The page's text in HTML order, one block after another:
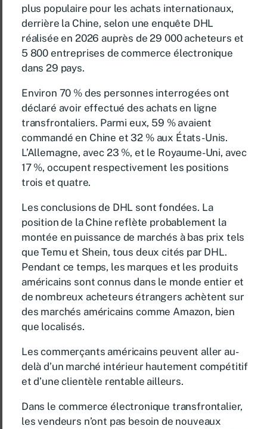
plus populaire pour les achats internationaux,
derrière la Chine, selon une enquête DHL
réalisée en 2026 auprès de 29 000 acheteurs et
5 800 entreprises de commerce électronique
dans 29 pays.
Environ 70 % des personnes interrogées ont
déclaré avoir effectué des achats en ligne
transfrontaliers. Parmi eux, 59 % avaient
commandé en Chine et 32 ​​% aux États-Unis.
L’Allemagne, avec 23 %, et le Royaume-Uni, avec
17 %, occupent respectivement les positions
trois et quatre.
Les conclusions de DHL sont fondées. La
position de la Chine reflète probablement la
montée en puissance de marchés à bas prix tels
que Temu et Shein, tous deux cités par DHL.
Pendant ce temps, les marques et les produits
américains sont connus dans le monde entier et
de nombreux acheteurs étrangers achètent sur
des marchés américains comme Amazon, bien
que localisés.
Les commerçants américains peuvent aller au-
delà d’un marché intérieur hautement compétitif
et d’une clientèle rentable ailleurs.
Dans le commerce électronique transfrontalier,
les vendeurs n’ont pas besoin de nouveaux